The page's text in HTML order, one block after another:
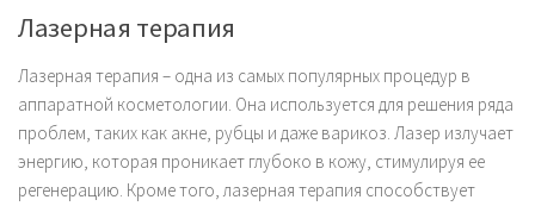
Лазерная терапия
Лазерная терапия – одна из самых популярных процедур в
аппаратной косметологии. Она используется для решения ряда
проблем, таких как акне, рубцы и даже варикоз. Лазер излучает
энергию, которая проникает глубоко в кожу, стимулируя ее
регенерацию. Кроме того, лазерная терапия способствует